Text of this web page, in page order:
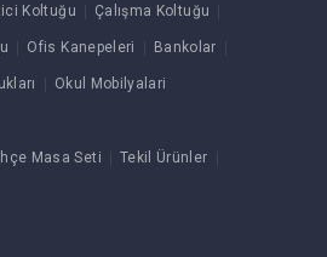
Koltuğu Çalışma Koltuğu
Ofis Kanepeleri Bankolar
Okul Mobilyalari
Masa Seti Tekil Ürünler